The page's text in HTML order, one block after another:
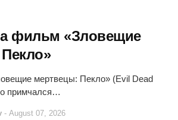
фильм «Зловещие
мертвецы: Пекло» (Evil Dead
примчался…
- August 07, 2026